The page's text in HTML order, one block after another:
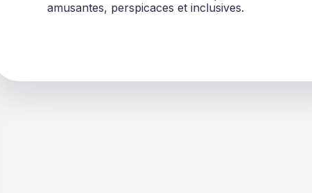
amusantes, perspicaces et inclusives.